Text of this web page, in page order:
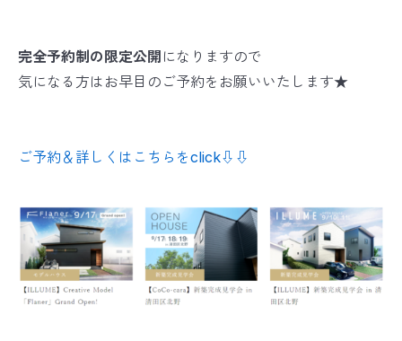
完全予約制の限定公開 になりますので
気になる方はお早目のご予約をお願いいたします★
ご予約＆詳しくはこちらをclick⇩⇩